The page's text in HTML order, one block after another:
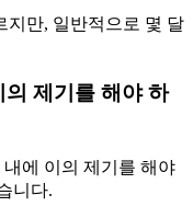
지만, 일반적으로 몇 달
제기를 해야 하
에 이의 제기를 해야
니다.